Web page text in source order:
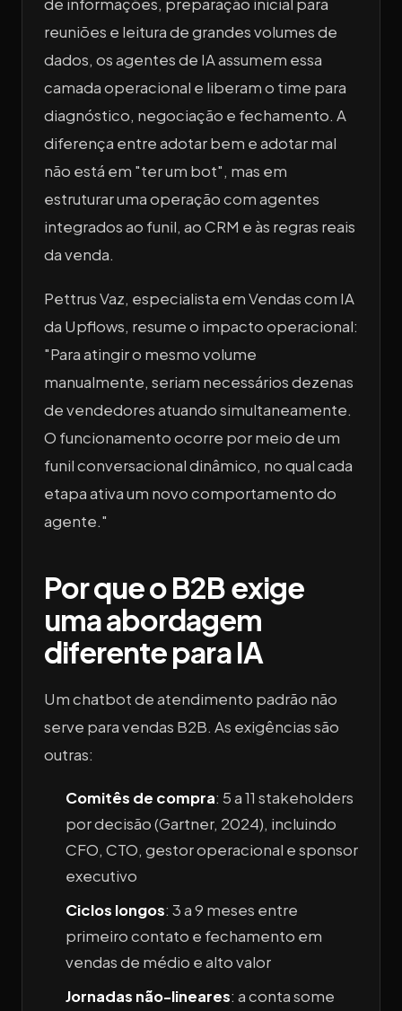
de informações, preparação inicial para
reuniões e leitura de grandes volumes de
dados, os agentes de IA assumem essa
camada operacional e liberam o time para
diagnóstico, negociação e fechamento. A
diferença entre adotar bem e adotar mal
não está em "ter um bot", mas em
estruturar uma operação com agentes
integrados ao funil, ao CRM e às regras reais
da venda.
Pettrus Vaz, especialista em Vendas com IA
da Upflows, resume o impacto operacional:
"Para atingir o mesmo volume
manualmente, seriam necessários dezenas
de vendedores atuando simultaneamente.
O funcionamento ocorre por meio de um
funil conversacional dinâmico, no qual cada
etapa ativa um novo comportamento do
agente."
Por que o B2B exige
uma abordagem
diferente para IA
Um chatbot de atendimento padrão não
serve para vendas B2B. As exigências são
outras:
Comitês de compra: 5 a 11 stakeholders
por decisão (Gartner, 2024), incluindo
CFO, CTO, gestor operacional e sponsor
executivo
Ciclos longos: 3 a 9 meses entre
primeiro contato e fechamento em
vendas de médio e alto valor
Jornadas não-lineares: a conta some